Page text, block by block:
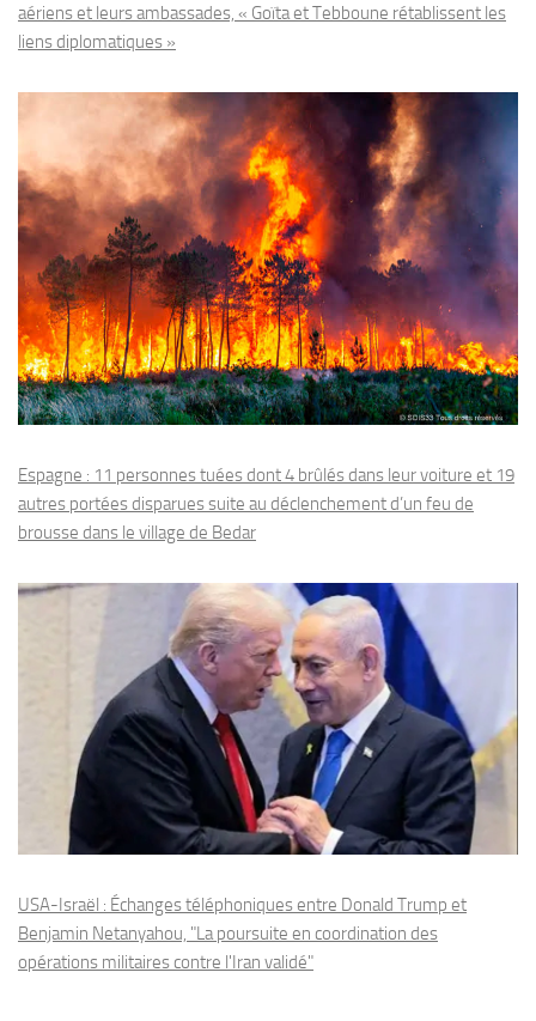
aériens et leurs ambassades, « Goïta et Tebboune rétablissent les
liens diplomatiques »
Espagne : 11 personnes tuées dont 4 brûlés dans leur voiture et 19
autres portées disparues suite au déclenchement d’un feu de
brousse dans le village de Bedar
USA-Israël : Échanges téléphoniques entre Donald Trump et
Benjamin Netanyahou, "La poursuite en coordination des
opérations militaires contre l'Iran validé"